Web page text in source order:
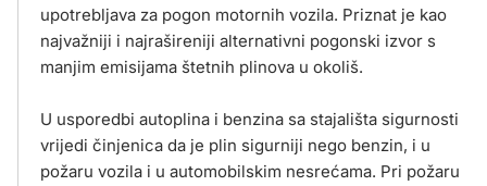
upotrebljava za pogon motornih vozila. Priznat je kao
najvažniji i najrašireniji alternativni pogonski izvor s
manjim emisijama štetnih plinova u okoliš.
U usporedbi autoplina i benzina sa stajališta sigurnosti
vrijedi činjenica da je plin sigurniji nego benzin, i u
požaru vozila i u automobilskim nesrećama. Pri požaru